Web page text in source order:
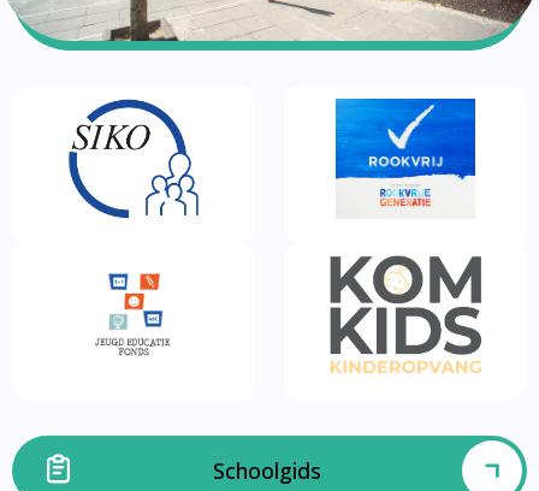
Schoolgids